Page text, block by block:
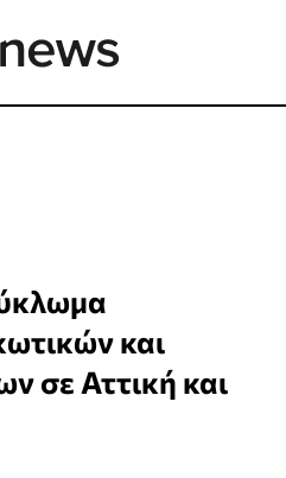
και
σε Αττική και